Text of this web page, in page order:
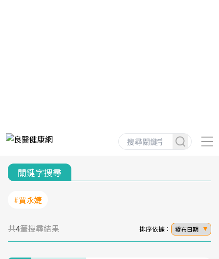
關鍵字搜尋
#賈永婕
共4筆搜尋結果 排序依據： 發布日期